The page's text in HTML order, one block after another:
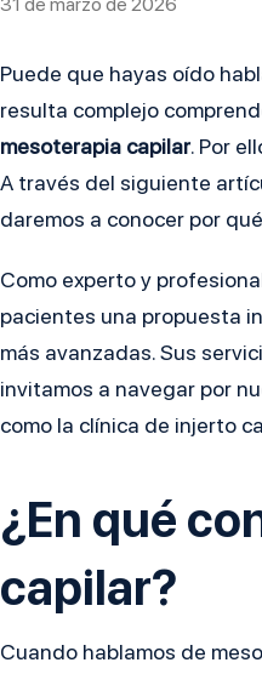
Puede que hayas oído
resulta complejo
mesoterapia capilar. Por
A través del siguiente
daremos a conocer por
Como experto y
pacientes una propuesta
más avanzadas. Sus
invitamos a navegar por
como la clínica de injerto
¿En qué
capilar?
Cuando hablamos de